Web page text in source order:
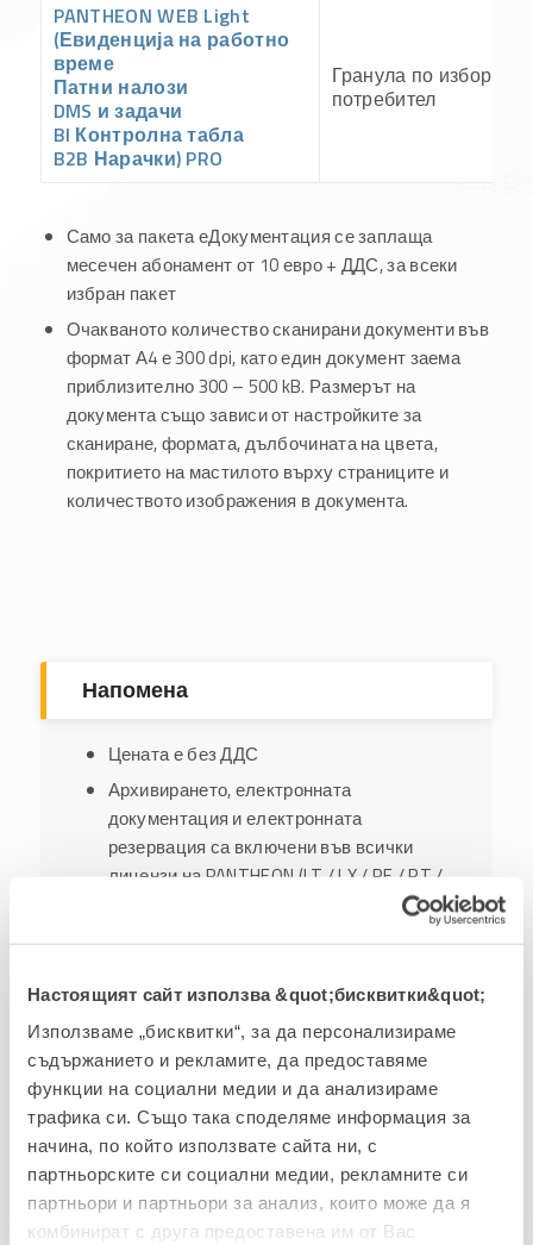
Настоящият сайт използва &quot;бисквитки&quot;
Използваме „бисквитки“, за да персонализираме
съдържанието и рекламите, да предоставяме
функции на социални медии и да анализираме
трафика си. Също така споделяме информация за
начина, по който използвате сайта ни, с
партньорските си социални медии, рекламните си
партньори и партньори за анализ, които може да я
комбинират с друга предоставена им от Вас
PANTHEON WEB Light
(Евиденција на работно
време
Патни налози
DMS и задачи
BI Контролна табла
B2B Нарачки) PRO
Гранула по избор – 1
потребител
Само за пакета еДокументация се заплаща
месечен абонамент от 10 евро + ДДС, за всеки
избран пакет
Очакваното количество сканирани документи във
формат А4 е 300 dpi, като един документ заема
приблизително 300 – 500 kB. Размерът на
документа също зависи от настройките за
сканиране, формата, дълбочината на цвета,
покритието на мастилото върху страниците и
количеството изображения в документа.
Напомена
Цената е без ДДС
Архивирането, електронната
документация и електронната
резервация са включени във всички
лицензи на PANTHEON (LT / LX / RE / RT /
Комбинации от пакети в рамките на
Само цената на избрания пакет се
изчислява месечно, с изключение на
услугата eDocumentation, където се
заплаща абонамент от 10 евро на месец.
СТАРТ Пакет